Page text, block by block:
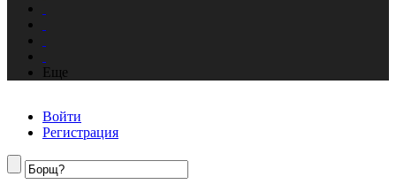
Еще
Войти
Регистрация